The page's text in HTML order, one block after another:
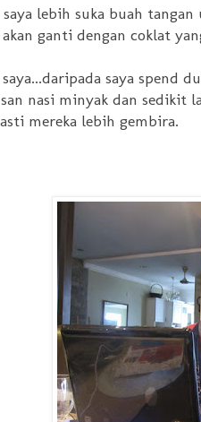
lebih suka buah
ganti dengan coklat
saya spend
nasi minyak dan sedikit
mereka lebih gembira.